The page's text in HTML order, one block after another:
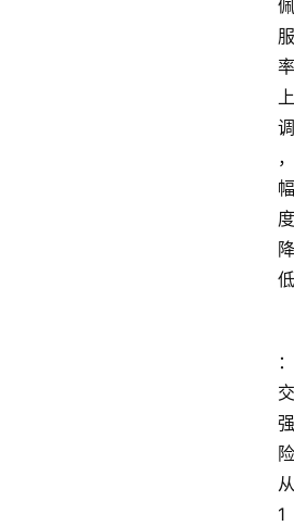
佩
服
率
上
调
，
幅
度
降
低
：
交
强
险
从
1